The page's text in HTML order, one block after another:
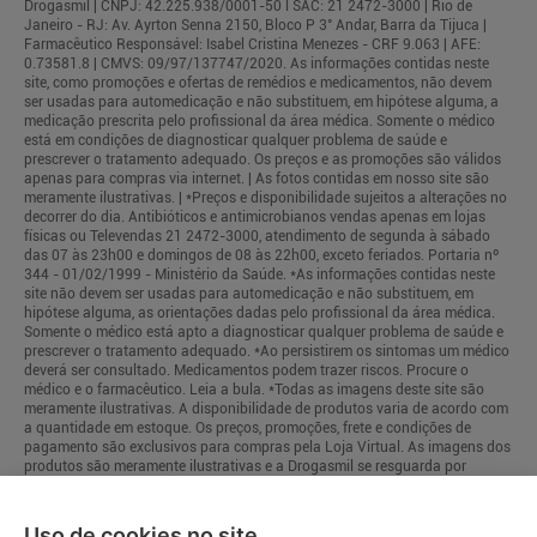
Drogasmil | CNPJ: 42.225.938/0001-50 l SAC: 21 2472-3000 | Rio de
Janeiro - RJ: Av. Ayrton Senna 2150, Bloco P 3° Andar, Barra da Tijuca |
Farmacêutico Responsável: Isabel Cristina Menezes - CRF 9.063 | AFE:
0.73581.8 | CMVS: 09/97/137747/2020. As informações contidas neste
site, como promoções e ofertas de remédios e medicamentos, não devem
ser usadas para automedicação e não substituem, em hipótese alguma, a
medicação prescrita pelo profissional da área médica. Somente o médico
está em condições de diagnosticar qualquer problema de saúde e
prescrever o tratamento adequado. Os preços e as promoções são válidos
apenas para compras via internet. | As fotos contidas em nosso site são
meramente ilustrativas. | *Preços e disponibilidade sujeitos a alterações no
decorrer do dia. Antibióticos e antimicrobianos vendas apenas em lojas
físicas ou Televendas 21 2472-3000, atendimento de segunda à sábado
das 07 às 23h00 e domingos de 08 às 22h00, exceto feriados. Portaria nº
344 - 01/02/1999 - Ministério da Saúde. *As informações contidas neste
site não devem ser usadas para automedicação e não substituem, em
hipótese alguma, as orientações dadas pelo profissional da área médica.
Somente o médico está apto a diagnosticar qualquer problema de saúde e
prescrever o tratamento adequado. *Ao persistirem os sintomas um médico
deverá ser consultado. Medicamentos podem trazer riscos. Procure o
médico e o farmacêutico. Leia a bula. *Todas as imagens deste site são
meramente ilustrativas. A disponibilidade de produtos varia de acordo com
a quantidade em estoque. Os preços, promoções, frete e condições de
pagamento são exclusivos para compras pela Loja Virtual. As imagens dos
produtos são meramente ilustrativas e a Drogasmil se resguarda por